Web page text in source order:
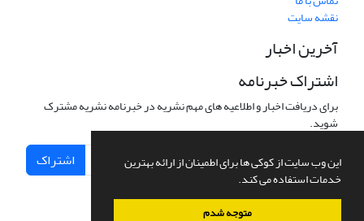
این وب سایت از کوکی ها برای اطمینان از ارائه بهترین
خدمات استفاده می کند.
متوجه شدم
نقشه سایت
آخرین اخبار
اشتراک خبرنامه
برای دریافت اخبار و اطلاعیه های مهم نشریه در خبرنامه نشریه مشترک
شوید.
اشتراک